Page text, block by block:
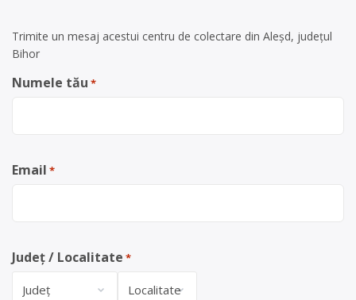
Trimite un mesaj acestui centru de colectare din Aleșd, județul
Bihor
Numele tău *
Email *
Județ / Localitate *